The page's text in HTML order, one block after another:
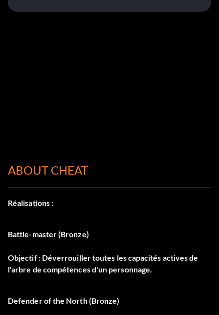
ABOUT CHEAT
Réalisations :
Battle-master (Bronze)
Objectif : Déverrouiller toutes les capacités actives de
l'arbre de compétences d'un personnage.
Defender of the North (Bronze)